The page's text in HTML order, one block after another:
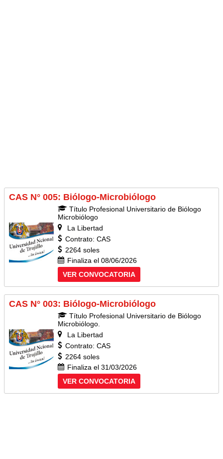
CAS N° 005: Biólogo-Microbiólogo
Título Profesional Universitario de Biólogo
Microbiólogo
La Libertad
Contrato: CAS
2264 soles
Finaliza el 08/06/2026
VER CONVOCATORIA
CAS N° 003: Biólogo-Microbiólogo
Título Profesional Universitario de Biólogo
Microbiólogo.
La Libertad
Contrato: CAS
2264 soles
Finaliza el 31/03/2026
VER CONVOCATORIA